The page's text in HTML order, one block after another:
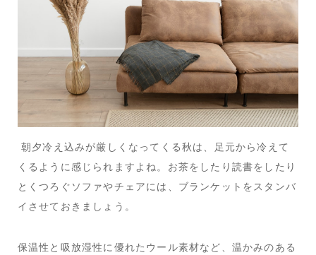
朝夕冷え込みが厳しくなってくる秋は、足元から冷えて
くるように感じられますよね。お茶をしたり読書をしたり
とくつろぐソファやチェアには、ブランケットをスタンバ
イさせておきましょう。
保温性と吸放湿性に優れたウール素材など、温かみのある